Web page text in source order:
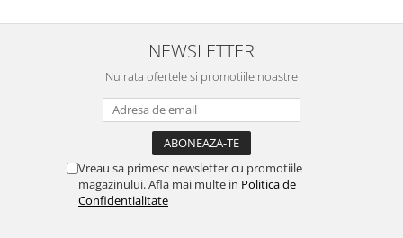
NEWSLETTER
Nu rata ofertele si promotiile noastre
Vreau sa primesc newsletter cu promotiile
magazinului. Afla mai multe in Politica de
Confidentialitate